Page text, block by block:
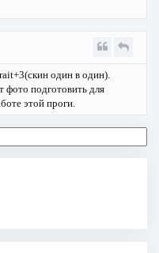
один в один).
фото подготовить для
этой проги.